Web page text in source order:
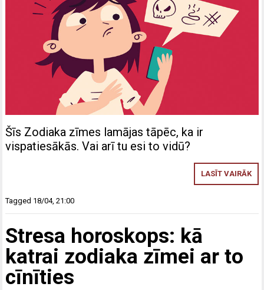
Šīs Zodiaka zīmes lamājas tāpēc, ka ir
vispatiesākās. Vai arī tu esi to vidū?
LASĪT VAIRĀK
Tagged 18/04,21:00
Stresa horoskops: kā
katrai zodiaka zīmei ar to
cīnīties